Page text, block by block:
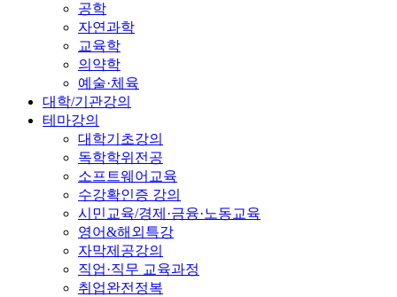
공학
자연과학
교육학
의약학
예술·체육
대학/기관강의
테마강의
대학기초강의
독학학위전공
소프트웨어교육
수강확인증 강의
시민교육/경제·금융·노동교육
영어&해외특강
자막제공강의
직업·직무 교육과정
취업완전정복